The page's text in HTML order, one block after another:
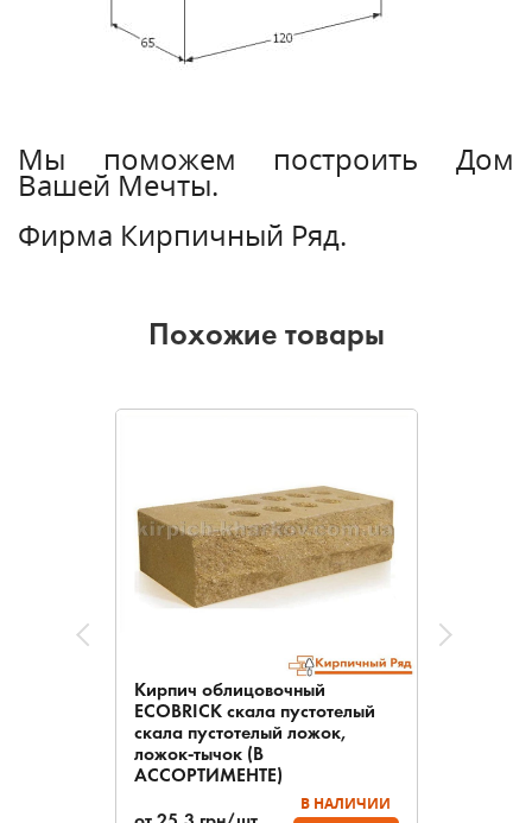
Мы поможем построить Дом
Вашей Мечты.
Фирма Кирпичный Ряд.
Похожие товары
Кирпич облицовочный
ECOBRICK скала пустотелый
скала пустотелый ложок,
ложок-тычок (В
АССОРТИМЕНТЕ)
В НАЛИЧИИ